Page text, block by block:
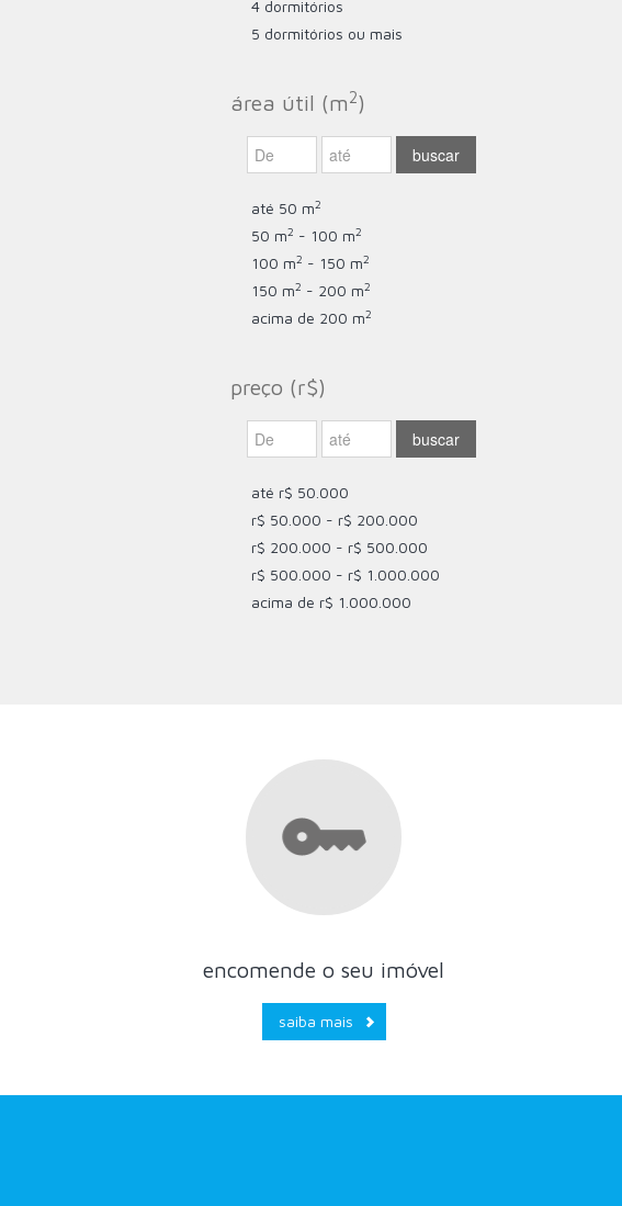
4 dormitórios
5 dormitórios ou mais
área útil (m2)
até 50 m2
50 m2 - 100 m2
100 m2 - 150 m2
150 m2 - 200 m2
acima de 200 m2
preço (r$)
até r$ 50.000
r$ 50.000 - r$ 200.000
r$ 200.000 - r$ 500.000
r$ 500.000 - r$ 1.000.000
acima de r$ 1.000.000
encomende o seu imóvel
saiba mais